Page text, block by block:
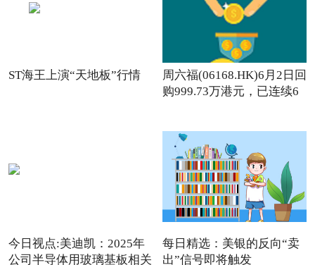
ST海王上演“天地板”行情
周六福(06168.HK)6月2日回
购999.73万港元，已连续6
今日视点:美迪凯：2025年
公司半导体用玻璃基板相关
每日精选：美银的反向“卖
出”信号即将触发